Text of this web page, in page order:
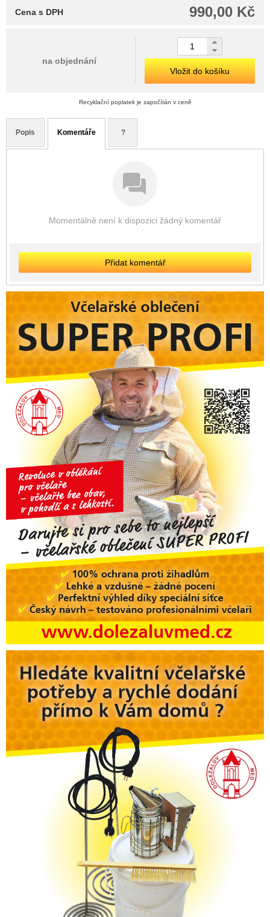
990,00 Kč
Cena s DPH
na objednání
Vložit do košíku
Recyklační poplatek je započítán v ceně
Popis Komentáře ?
Momentálně není k dispozici žádný komentář
Přidat komentář